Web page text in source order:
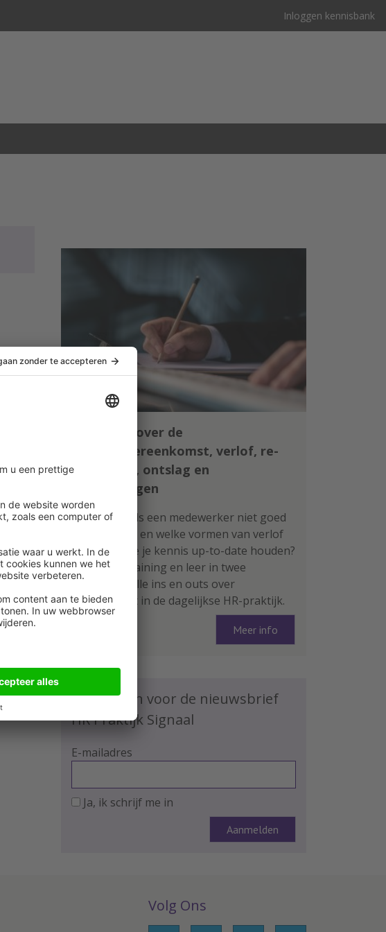
Inloggen kennisbank
Leer alles over de
arbeidsovereenkomst, verlof, re-
integratie, ontslag en
vergoedingen
Wat doe je als een medewerker niet goed
functioneert en welke vormen van verlof
zijn er? Wil je je kennis up-to-date houden?
Volg deze training en leer in twee
ochtenden alle ins en outs over
arbeidsrecht in de dagelijkse HR-praktijk.
Meer info
Schrijf je in voor de nieuwsbrief
HR Praktijk Signaal
E-mailadres
Ja, ik schrijf me in
Volg Ons